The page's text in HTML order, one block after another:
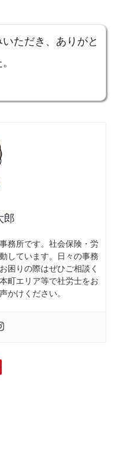
ただき、ありがと
郎
務所です。社会保険・労
しています。日々の事務
困りの際はぜひご相談く
町エリア等で社労士をお
かけください。